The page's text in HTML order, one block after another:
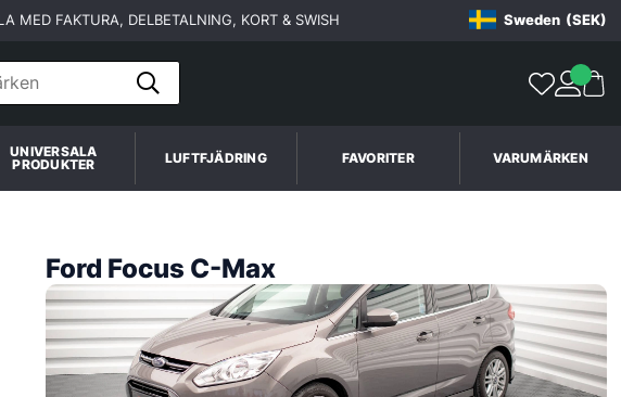
MED FAKTURA, DELBETALNING, KORT & SWISH Sweden (SEK)
UNIVERSALA
PRODUKTER
LUFTFJÄDRING FAVORITER VARUMÄRKEN
Ford Focus C-Max